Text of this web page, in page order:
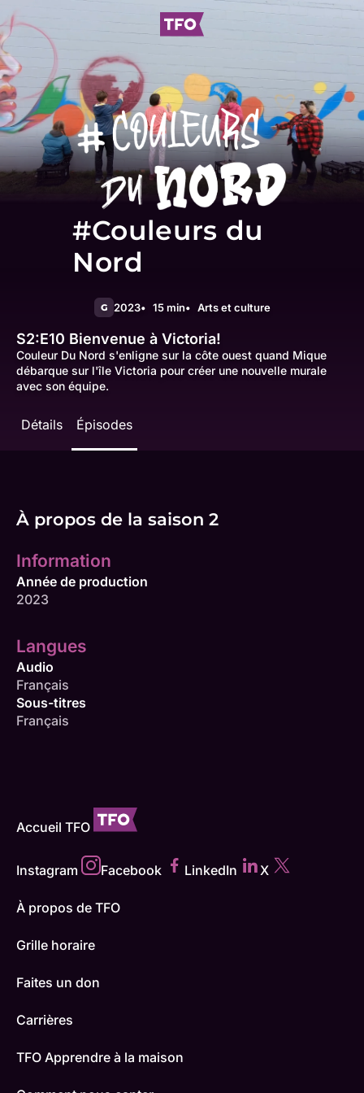
#Couleurs du
Nord
G 2023 15 min Arts et culture
S2:E10 Bienvenue à Victoria!
Couleur Du Nord s'enligne sur la côte ouest quand Mique
débarque sur l'île Victoria pour créer une nouvelle murale
avec son équipe.
Détails Épisodes
À propos de la saison 2
Information
Année de production
2023
Langues
Audio
Français
Sous-titres
Français
Accueil TFO
Instagram Facebook LinkedIn X
À propos de TFO
Grille horaire
Faites un don
Carrières
TFO Apprendre à la maison